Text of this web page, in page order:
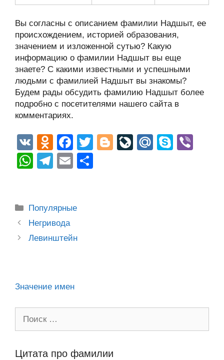
Вы согласны с описанием фамилии Надшыт, ее
происхождением, историей образования,
значением и изложенной сутью? Какую
информацию о фамилии Надшыт вы еще
знаете? С какими известными и успешными
людьми с фамилией Надшыт вы знакомы?
Будем рады обсудить фамилию Надшыт более
подробно с посетителями нашего сайта в
комментариях.
V
K
O
d
n
kl
a
ss
F
a
c
b
o
T
Bl Li
M S
W
s
A
p
T
gr
a
m
E
Рубрики
Популярные
Post
navigation
Негривода
Левинштейн
Значение имен
Цитата про фамилии